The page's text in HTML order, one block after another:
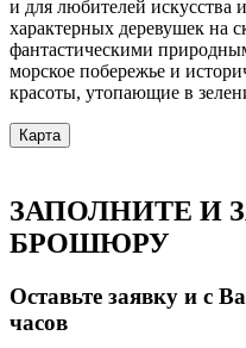
и для любителей
характерных деревушек на
фантастическими
морское побережье и
красоты, утопающие в
Карта
ЗАПОЛНИТЕ И
БРОШЮРУ
Оставьте заявку и с
часов